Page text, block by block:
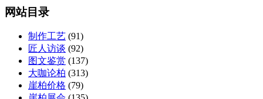
网站目录
制作工艺 (91)
匠人访谈 (92)
图文鉴赏 (137)
大咖论柏 (313)
崖柏价格 (79)